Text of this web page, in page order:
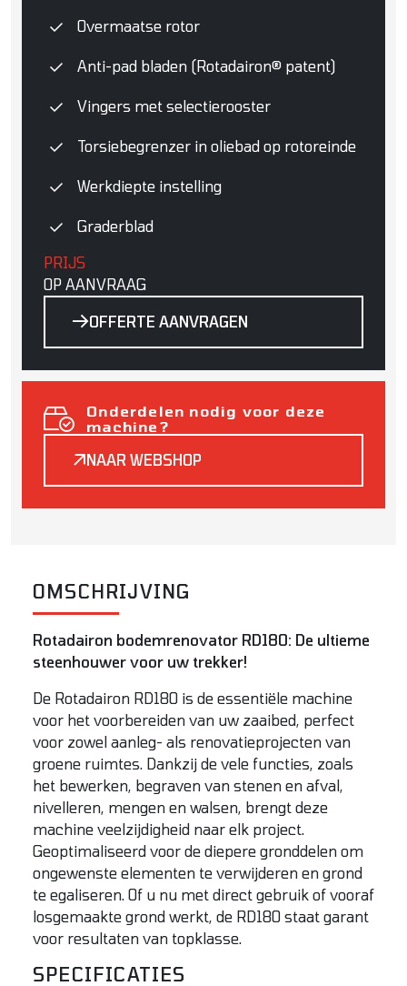
Overmaatse rotor
Anti-pad bladen (Rotadairon® patent)
Vingers met selectierooster
Torsiebegrenzer in oliebad op rotoreinde
Werkdiepte instelling
Graderblad
PRIJS
OP AANVRAAG
OFFERTE AANVRAGEN
Onderdelen nodig voor deze
machine?
NAAR WEBSHOP
OMSCHRIJVING
Rotadairon bodemrenovator RD180: De ultieme
steenhouwer voor uw trekker!
De Rotadairon RD180 is de essentiële machine
voor het voorbereiden van uw zaaibed, perfect
voor zowel aanleg- als renovatieprojecten van
groene ruimtes. Dankzij de vele functies, zoals
het bewerken, begraven van stenen en afval,
nivelleren, mengen en walsen, brengt deze
machine veelzijdigheid naar elk project.
Geoptimaliseerd voor de diepere gronddelen om
ongewenste elementen te verwijderen en grond
te egaliseren. Of u nu met direct gebruik of vooraf
losgemaakte grond werkt, de RD180 staat garant
voor resultaten van topklasse.
SPECIFICATIES